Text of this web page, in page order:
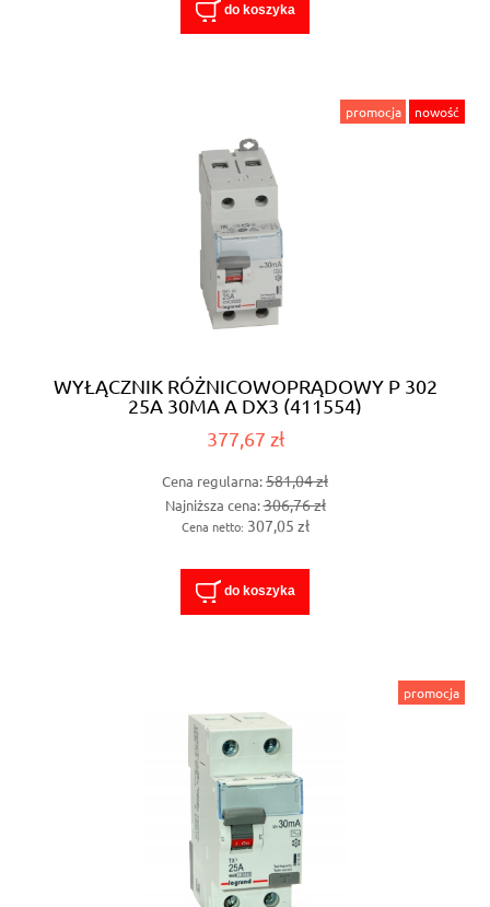
do koszyka
WYŁĄCZNIK RÓŻNICOWOPRĄDOWY P 302
25A 30MA A DX3 (411554)
377,67 zł
Cena regularna:581,04 zł
Najniższa cena:306,76 zł
Cena netto: 307,05 zł
do koszyka
promocja nowość
promocja